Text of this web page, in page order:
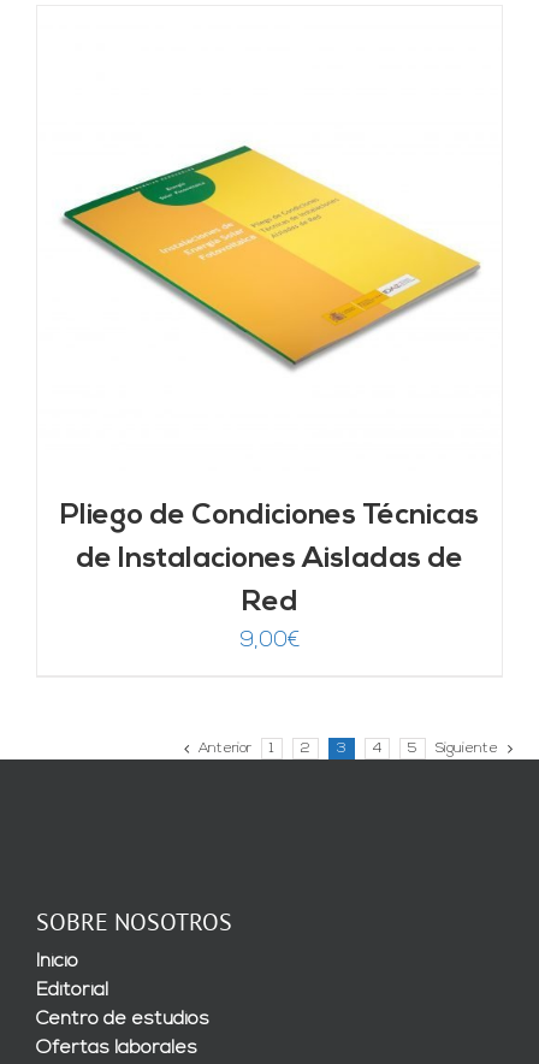
Pliego de Condiciones Técnicas
de Instalaciones Aisladas de
Red
9,00€
Anterior 1 2 3 4 5 Siguiente
SOBRE NOSOTROS
Inicio
Editorial
Centro de estudios
Ofertas laborales